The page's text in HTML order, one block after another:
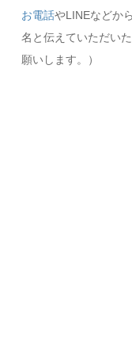
お電話やLINEなどか
名と伝えていただい
願いします。）